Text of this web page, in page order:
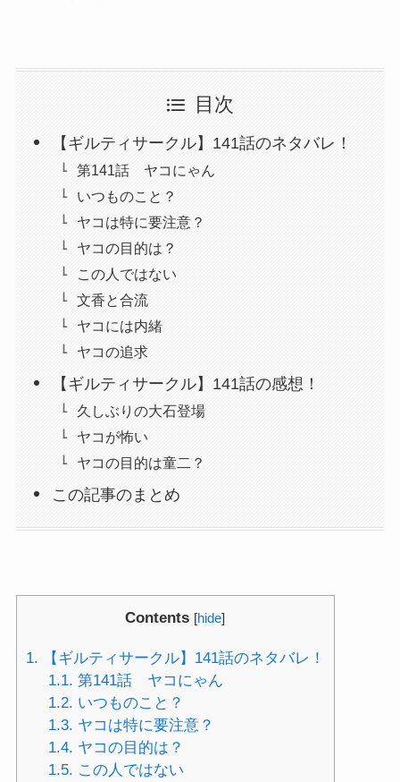
目次
【ギルティサークル】141話のネタバレ！
第141話 ヤコにゃん
いつものこと？
ヤコは特に要注意？
ヤコの目的は？
この人ではない
文香と合流
ヤコには内緒
ヤコの追求
【ギルティサークル】141話の感想！
久しぶりの大石登場
ヤコが怖い
ヤコの目的は童二？
この記事のまとめ
Contents [hide]
1. 【ギルティサークル】141話のネタバレ！
1.1. 第141話 ヤコにゃん
1.2. いつものこと？
1.3. ヤコは特に要注意？
1.4. ヤコの目的は？
1.5. この人ではない